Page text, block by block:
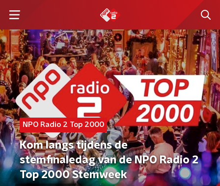
NPO Radio 2 Top 2000
Kom langs tijdens de
stemfinaledag van de NPO Radio 2
Top 2000 Stemweek